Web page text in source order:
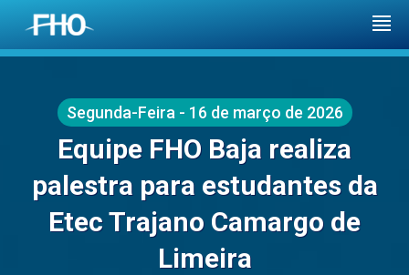
Segunda-Feira - 16 de março de 2026
Equipe FHO Baja realiza
palestra para estudantes da
Etec Trajano Camargo de
Limeira